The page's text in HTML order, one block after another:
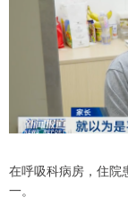
在呼吸科病房，住院
一。